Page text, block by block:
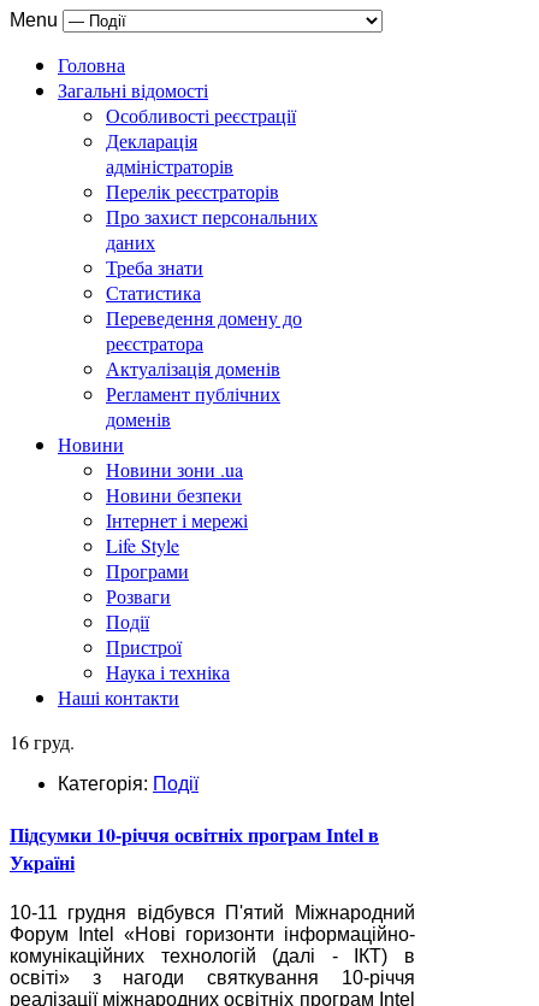
Menu
Головна
Загальні відомості
Особливості реєстрації
Декларація
адміністраторів
Перелік реєстраторів
Про захист персональних
даних
Треба знати
Статистика
Переведення домену до
реєстратора
Актуалізація доменів
Регламент публічних
доменів
Новини
Новини зони .ua
Новини безпеки
Інтернет і мережі
Life Style
Програми
Розваги
Події
Пристрої
Наука і техніка
Наші контакти
16 груд.
Категорія: Події
Підсумки 10-річчя освітніх програм Intel в
Україні
10-11 грудня відбувся П'ятий Міжнародний
Форум Intel «Нові горизонти інформаційно-
комунікаційних технологій (далі - ІКТ) в
освіті» з нагоди святкування 10-річчя
реалізації міжнародних освітніх програм Intel